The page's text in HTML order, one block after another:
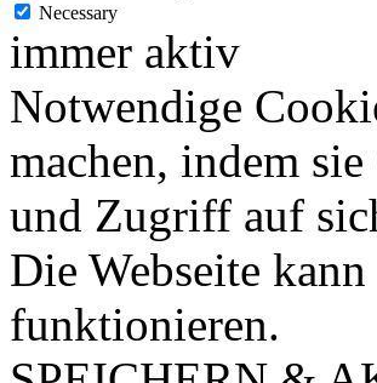
Necessary
immer aktiv
Notwendige
machen, indem
und Zugriff auf
Die Webseite
funktionieren.